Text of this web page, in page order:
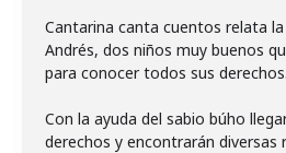
Cantarina canta cuentos relata
Andrés, dos niños muy buenos
para conocer todos sus derechos.
Con la ayuda del sabio búho
derechos y encontrarán diversas